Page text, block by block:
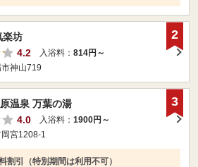
楽坊
4.2
入浴料： 814円～
神山719
2
温泉 万葉の湯
4.0
入浴料： 1900円～
宮1208-1
割引（特別期間は利用不可）
3